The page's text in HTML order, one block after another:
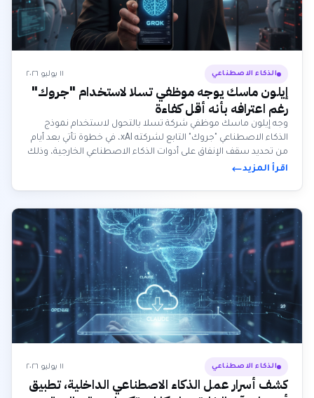
الذكاء الاصطناعي ١١ يوليو ٢٠٢٦
إيلون ماسك يوجه موظفي تسلا لاستخدام "جروك"
رغم اعترافه بأنه أقل كفاءة
وجه إيلون ماسك موظفي شركة تسلا بالتحول لاستخدام نموذج
الذكاء الاصطناعي "جروك" التابع لشركته xAI، في خطوة تأتي بعد أيام
من تحديد سقف الإنفاق على أدوات الذكاء الاصطناعي الخارجية، وذلك
رغم اعتراف ماسك نفسه بأن "جروك" لا يزال أقل كفاءة من
اقرأ المزيد
الذكاء الاصطناعي ١١ يوليو ٢٠٢٦
كشف أسرار عمل الذكاء الاصطناعي الداخلية، تطبيق